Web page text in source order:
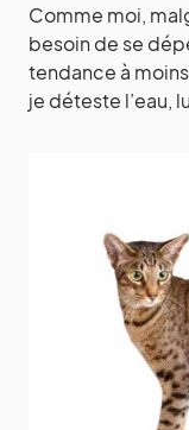
Comme moi,
besoin de se
tendance à
je déteste l’eau,